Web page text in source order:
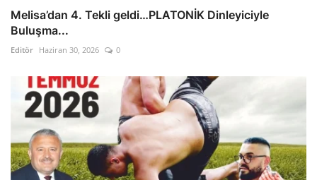
Melisa’dan 4. Tekli geldi…PLATONİK Dinleyiciyle
Buluşma...
Editör Haziran 30, 2026 0